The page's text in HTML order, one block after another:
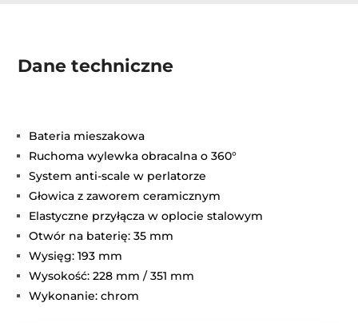
Dane techniczne
Bateria mieszakowa
Ruchoma wylewka obracalna o 360°
System anti-scale w perlatorze
Głowica z zaworem ceramicznym
Elastyczne przyłącza w oplocie stalowym
Otwór na baterię: 35 mm
Wysięg: 193 mm
Wysokość: 228 mm / 351 mm
Wykonanie: chrom